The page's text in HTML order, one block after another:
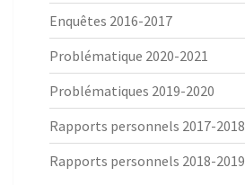
Enquêtes 2016-2017
Problématique 2020-2021
Problématiques 2019-2020
Rapports personnels 2017-2018
Rapports personnels 2018-2019